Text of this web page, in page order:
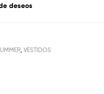
deseos
VESTIDOS